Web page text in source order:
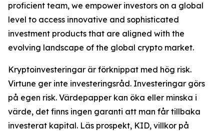
proficient team, we empower investors on a global
level to access innovative and sophisticated
investment products that are aligned with the
evolving landscape of the global crypto market.
Kryptoinvesteringar är förknippat med hög risk.
Virtune ger inte investeringsråd. Investeringar görs
på egen risk. Värdepapper kan öka eller minska i
värde, det finns ingen garanti att man får tillbaka
investerat kapital. Läs prospekt, KID, villkor på